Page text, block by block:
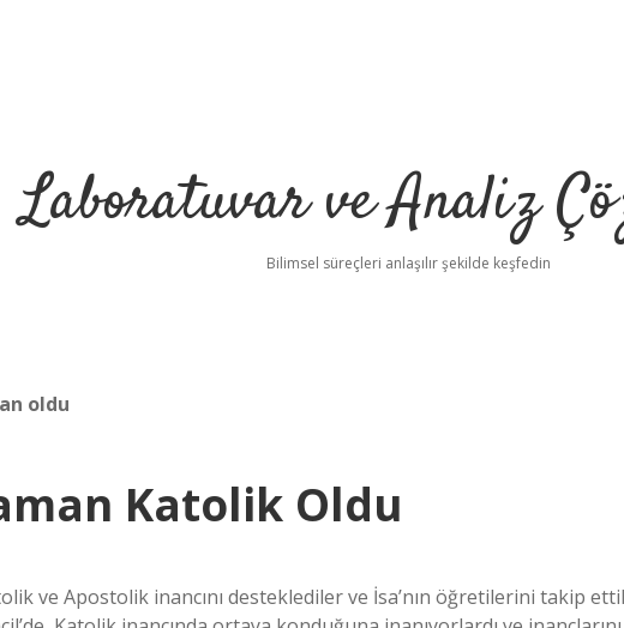
Laboratuvar ve Analiz
Bilimsel süreçleri anlaşılır şekilde keşfedin
oldu
Katolik Oldu
ve Apostolik inancını desteklediler ve İsa’nın öğretilerini takip